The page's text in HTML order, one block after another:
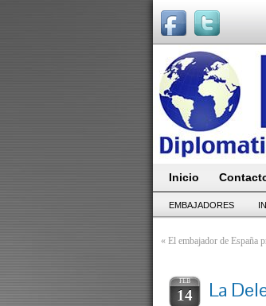
Inicio
EMBAJADORES
« El embajador de España
FEB
14
La